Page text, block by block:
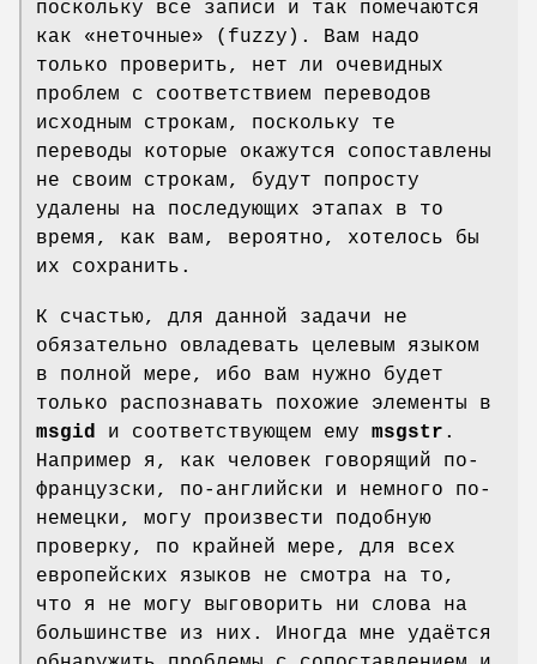
поскольку все записи и так помечаются
как «неточные» (fuzzy). Вам надо
только проверить, нет ли очевидных
проблем с соответствием переводов
исходным строкам, поскольку те
переводы которые окажутся сопоставлены
не своим строкам, будут попросту
удалены на последующих этапах в то
время, как вам, вероятно, хотелось бы
их сохранить.
К счастью, для данной задачи не
обязательно овладевать целевым языком
в полной мере, ибо вам нужно будет
только распознавать похожие элементы в
msgid и соответствующем ему msgstr .
Например я, как человек говорящий по-
французски, по-английски и немного по-
немецки, могу произвести подобную
проверку, по крайней мере, для всех
европейских языков не смотра на то,
что я не могу выговорить ни слова на
большинстве из них. Иногда мне удаётся